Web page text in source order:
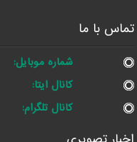
تماس با ما
شماره موبایل:
کانال ایتا:
کانال تلگرام: